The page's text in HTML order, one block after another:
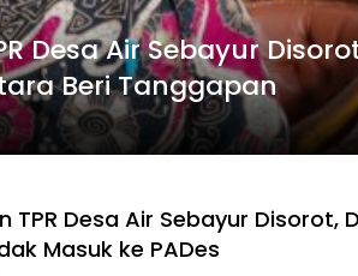
Desa Air Sebayur
Beri Tanggapan
TPR Desa Air Sebayur Disorot,
Masuk ke PADes